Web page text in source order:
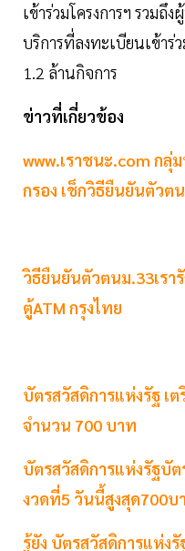
เข้าร่วมโครงการฯ รวมถึ
บริการที่ลงทะเบียนเข้าร่
1.2 ล้านกิจการ
ข่าวที่เกี่ยวข้อง
www.เราชนะ.com ก
กรอง เช็กวิธียืนยันตัวต
วิธียืนยันตัวตนม.33เรา
ตู้ATM กรุงไทย
บัตรสวัสดิการแห่งรัฐ เ
จำนวน 700 บาท
บัตรสวัสดิการแห่งรัฐบัต
งวดที่5 วันนี้สูงสุด700บ
รู้ยัง บัตรสวัสดิการแห่ง